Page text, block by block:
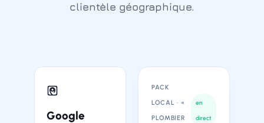
clientèle géographique.
Google
PACK
LOCAL · «
PLOMBIER
en
direct